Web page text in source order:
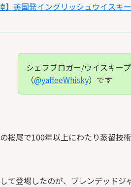
】英国発イングリッシュウイスキ
シェフブロガー/ウイスキー
（@yaffeeWhisky）です
桜尾で100年以上にわたり蒸留技
て登場したのが、ブレンデッドジ